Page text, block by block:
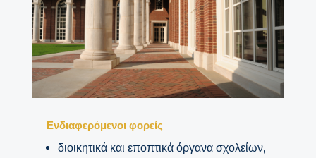
Ενδιαφερόμενοι φορείς
διοικητικά και εποπτικά όργανα σχολείων,